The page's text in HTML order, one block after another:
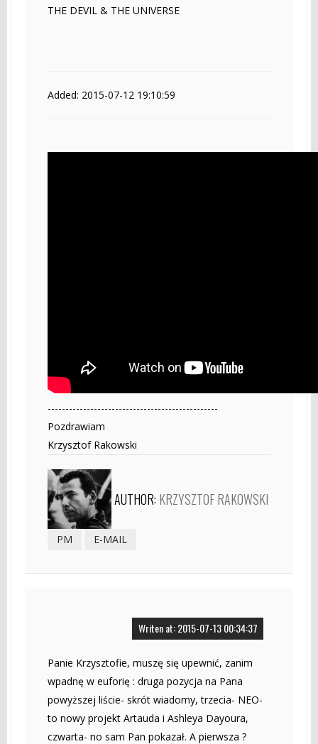
THE DEVIL & THE UNIVERSE
Added: 2015-07-12 19:10:59
------------------------------------------------
Pozdrawiam
Krzysztof Rakowski
AUTHOR: KRZYSZTOF RAKOWSKI
PM E-MAIL
Writen at: 2015-07-13 00:34:37
Panie Krzysztofie, muszę się upewnić, zanim
wpadnę w euforię : druga pozycja na Pana
powyższej liście- skrót wiadomy, trzecia- NEO-
to nowy projekt Artauda i Ashleya Dayoura,
czwarta- no sam Pan pokazał. A pierwsza ?